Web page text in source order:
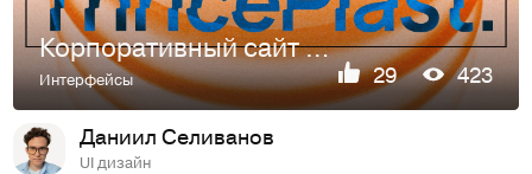
Корпоративный сайт | Услуги 3D-печати
Интерфейсы 29 423
Даниил Селиванов
UI дизайн